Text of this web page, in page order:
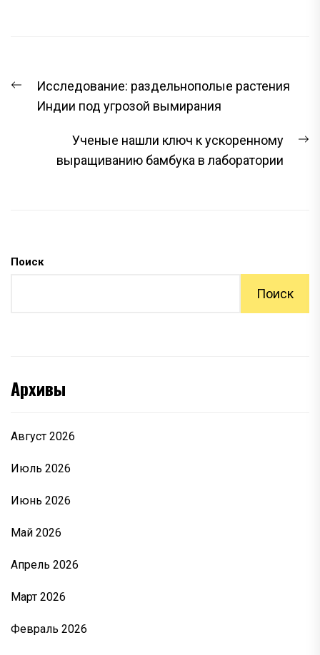
ПО
ЗАПИСЯМ
Предыдущая
запись:
Исследование: раздельнополые растения
Индии под угрозой вымирания
Ученые нашли ключ к ускоренному
выращиванию бамбука в лаборатории
Поиск
Поиск
Архивы
Август 2026
Июль 2026
Июнь 2026
Май 2026
Апрель 2026
Март 2026
Февраль 2026